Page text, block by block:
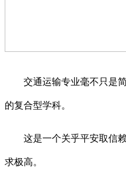
交通运输专业毫不只是简
的复合型学科。
这是一个关乎平安取信赖
求极高。